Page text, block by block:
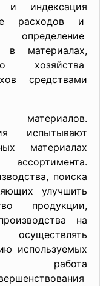
и индексация
расходов и
в материалах,
хозяйства
средствами
испытывают
материалах
поиска
улучшить
продукции,
на
осуществлять
используемых
работа